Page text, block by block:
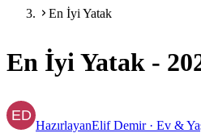
En İyi Yatak
En İyi Yatak -
HazırlayanElif Demir· Ev &